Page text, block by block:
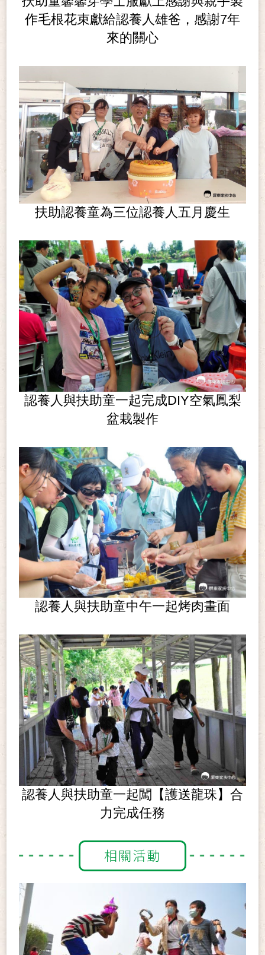
作毛根花束獻給認養人雄爸，感謝7年
來的關心
扶助認養童為三位認養人五月慶生
認養人與扶助童一起完成DIY空氣鳳梨
盆栽製作
認養人與扶助童中午一起烤肉畫面
認養人與扶助童一起闖【護送龍珠】合
力完成任務
相關活動